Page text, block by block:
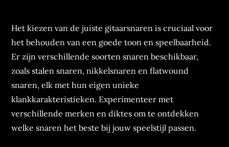
Het kiezen van de juiste gitaarsnaren is cruciaal voor
het behouden van een goede toon en speelbaarheid.
Er zijn verschillende soorten snaren beschikbaar,
zoals stalen snaren, nikkelsnaren en flatwound
snaren, elk met hun eigen unieke
klankkarakteristieken. Experimenteer met
verschillende merken en diktes om te ontdekken
welke snaren het beste bij jouw speelstijl passen.